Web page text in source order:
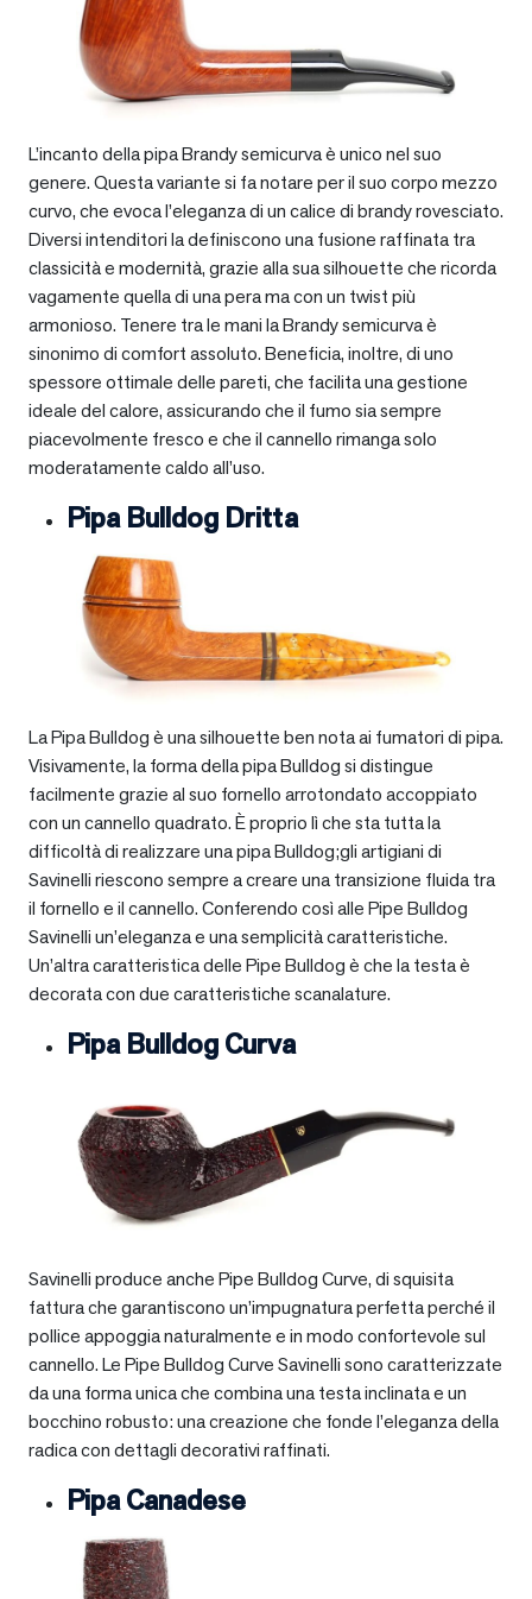
L’incanto della pipa Brandy semicurva è unico nel suo
genere. Questa variante si fa notare per il suo corpo mezzo
curvo, che evoca l’eleganza di un calice di brandy rovesciato.
Diversi intenditori la definiscono una fusione raffinata tra
classicità e modernità, grazie alla sua silhouette che ricorda
vagamente quella di una pera ma con un twist più
armonioso. Tenere tra le mani la Brandy semicurva è
sinonimo di comfort assoluto. Beneficia, inoltre, di uno
spessore ottimale delle pareti, che facilita una gestione
ideale del calore, assicurando che il fumo sia sempre
piacevolmente fresco e che il cannello rimanga solo
moderatamente caldo all’uso.
Pipa Bulldog Dritta
La Pipa Bulldog è una silhouette ben nota ai fumatori di pipa.
Visivamente, la forma della pipa Bulldog si distingue
facilmente grazie al suo fornello arrotondato accoppiato
con un cannello quadrato. È proprio lì che sta tutta la
difficoltà di realizzare una pipa Bulldog;gli artigiani di
Savinelli riescono sempre a creare una transizione fluida tra
il fornello e il cannello. Conferendo così alle Pipe Bulldog
Savinelli un’eleganza e una semplicità caratteristiche.
Un’altra caratteristica delle Pipe Bulldog è che la testa è
decorata con due caratteristiche scanalature.
Pipa Bulldog Curva
Savinelli produce anche Pipe Bulldog Curve, di squisita
fattura che garantiscono un’impugnatura perfetta perché il
pollice appoggia naturalmente e in modo confortevole sul
cannello. Le Pipe Bulldog Curve Savinelli sono caratterizzate
da una forma unica che combina una testa inclinata e un
bocchino robusto: una creazione che fonde l’eleganza della
radica con dettagli decorativi raffinati.
Pipa Canadese